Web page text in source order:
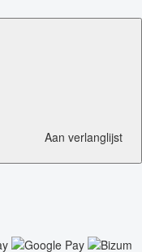
Aan verlanglijst